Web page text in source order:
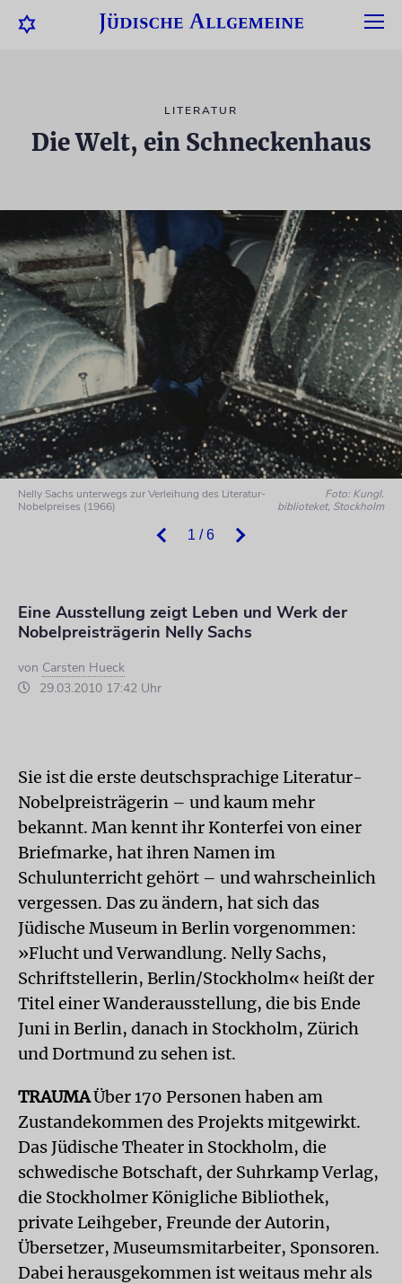
LITERATUR
Die Welt, ein Schneckenhaus
1 / 6
Nelly Sachs unterwegs zur Verleihung des Literatur-
Nobelpreises (1966)
Foto: Kungl.
biblioteket, Stockholm
Eine Ausstellung zeigt Leben und Werk der
Nobelpreisträgerin Nelly Sachs
von Carsten Hueck
29.03.2010 17:42 Uhr
Sie ist die erste deutschsprachige Literatur-
Nobelpreisträgerin – und kaum mehr
bekannt. Man kennt ihr Konterfei von einer
Briefmarke, hat ihren Namen im
Schulunterricht gehört – und wahrscheinlich
vergessen. Das zu ändern, hat sich das
Jüdische Museum in Berlin vorgenommen:
»Flucht und Verwandlung. Nelly Sachs,
Schriftstellerin, Berlin/Stockholm« heißt der
Titel einer Wanderausstellung, die bis Ende
Juni in Berlin, danach in Stockholm, Zürich
und Dortmund zu sehen ist.
TRAUMAÜber 170 Personen haben am
Zustandekommen des Projekts mitgewirkt.
Das Jüdische Theater in Stockholm, die
schwedische Botschaft, der Suhrkamp Verlag,
die Stockholmer Königliche Bibliothek,
private Leihgeber, Freunde der Autorin,
Übersetzer, Museumsmitarbeiter, Sponsoren.
Dabei herausgekommen ist weitaus mehr als